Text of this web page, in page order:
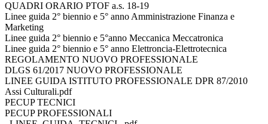
QUADRI ORARIO PTOF a.s. 18-19
Linee guida 2° biennio e 5° anno Amministrazione Finanza e
Marketing
Linee guida 2° biennio e 5°anno Meccanica Meccatronica
Linee guida 2° biennio e 5° anno Elettroncia-Elettrotecnica
REGOLAMENTO NUOVO PROFESSIONALE
DLGS 61/2017 NUOVO PROFESSIONALE
LINEE GUIDA ISTITUTO PROFESSIONALE DPR 87/2010
Assi Culturali.pdf
PECUP TECNICI
PECUP PROFESSIONALI